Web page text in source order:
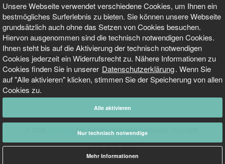
Unsere Webseite verwendet verschiedene Cookies, um Ihnen ein
bestmögliches Surferlebnis zu bieten. Sie können unsere Webseite
grundsätzlich auch ohne das Setzen von Cookies besuchen.
Hiervon ausgenommen sind die technisch notwendigen Cookies.
Ihnen steht bis auf die Aktivierung der technisch notwendigen
Cookies jederzeit ein Widerrufsrecht zu. Nähere Informationen zu
Cookies finden Sie in unserer Datenschutzerklärung. Wenn Sie
auf "Alle aktivieren" klicken, stimmen Sie der Speicherung von allen
Cookies zu.
Alle aktivieren
Nur technisch notwendige
Mehr Informationen
GEPRÜFT UND ZERTIFIZIERT
AKTUELLE NACHRICHTEN
TARIFO.DE
Alle Inhalte unterliegen unserem Copyright.